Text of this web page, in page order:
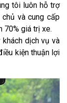
tôi luôn hỗ trợ
và cung cấp
70% giá trị xe.
khách dịch vụ và
kiện thuận lợi